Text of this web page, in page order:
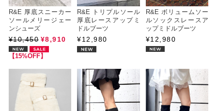
R&E 厚底スニーカー
ソールメリージェー
ンシューズ
¥10,450 ¥8,910
【15%OFF】
R&E トリプルソール
厚底レースアップミ
ドルブーツ
¥12,980
R&E ボリュームソー
ルソックスレースア
ップミドルブーツ
¥12,980